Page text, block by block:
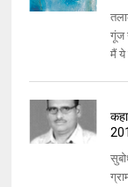
गूंज
मैं ये